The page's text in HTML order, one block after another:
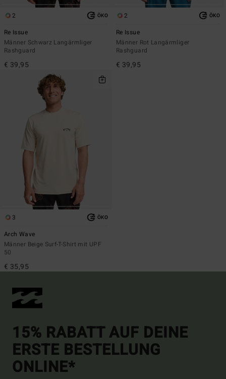
2 ÖKO
Re Issue
Männer Schwarz Langärmliger
Rashguard
€ 39,95
2 ÖKO
Re Issue
Männer Rot Langärmliger
Rashguard
€ 39,95
3 ÖKO
Arch Wave
Männer Beige Surf-T-Shirt mit UPF
50
€ 35,95
15% RABATT AUF DEINE
ERSTE BESTELLUNG
ONLINE*